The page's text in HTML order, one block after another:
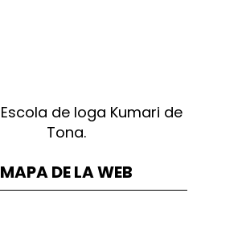
MAPA DE LA WEB